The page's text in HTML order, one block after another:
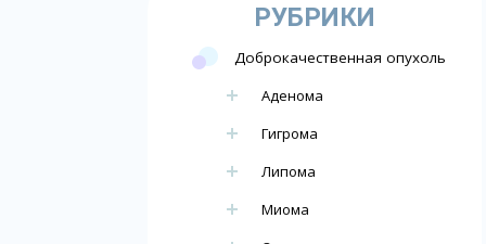
РУБРИКИ
Доброкачественная опухоль
Аденома
Гигрома
Липома
Миома